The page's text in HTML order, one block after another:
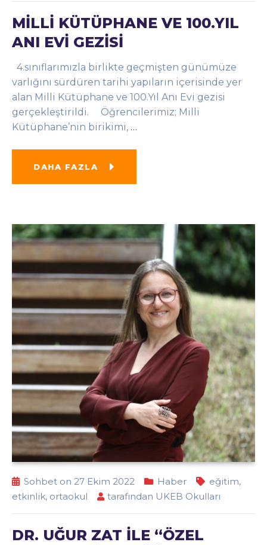
MİLLİ KÜTÜPHANE VE 100.YIL
ANI EVİ GEZİSİ
4.sınıflarımızla birlikte geçmişten günümüze
varlığını sürdüren tarihi yapıların içerisinde yer
alan Milli Kütüphane ve 100.Yıl Anı Evi gezisi
gerçekleştirildi. Öğrencilerimiz; Milli
Kütüphane’nin birikimi, …
DAHA FAZLA
Sohbet on 27 Ekim 2022 Haber eğitim,
etkinlik, ortaokul tarafından UKEB Okulları
DR. UĞUR ZAT İLE “ÖZEL